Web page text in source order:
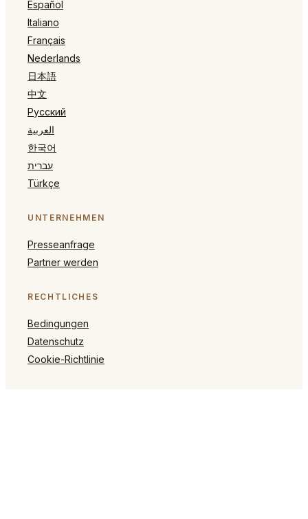
Español
Italiano
Français
Nederlands
日本語
中文
Русский
العربية
한국어
עברית
Türkçe
UNTERNEHMEN
Presseanfrage
Partner werden
RECHTLICHES
Bedingungen
Datenschutz
Cookie-Richtlinie